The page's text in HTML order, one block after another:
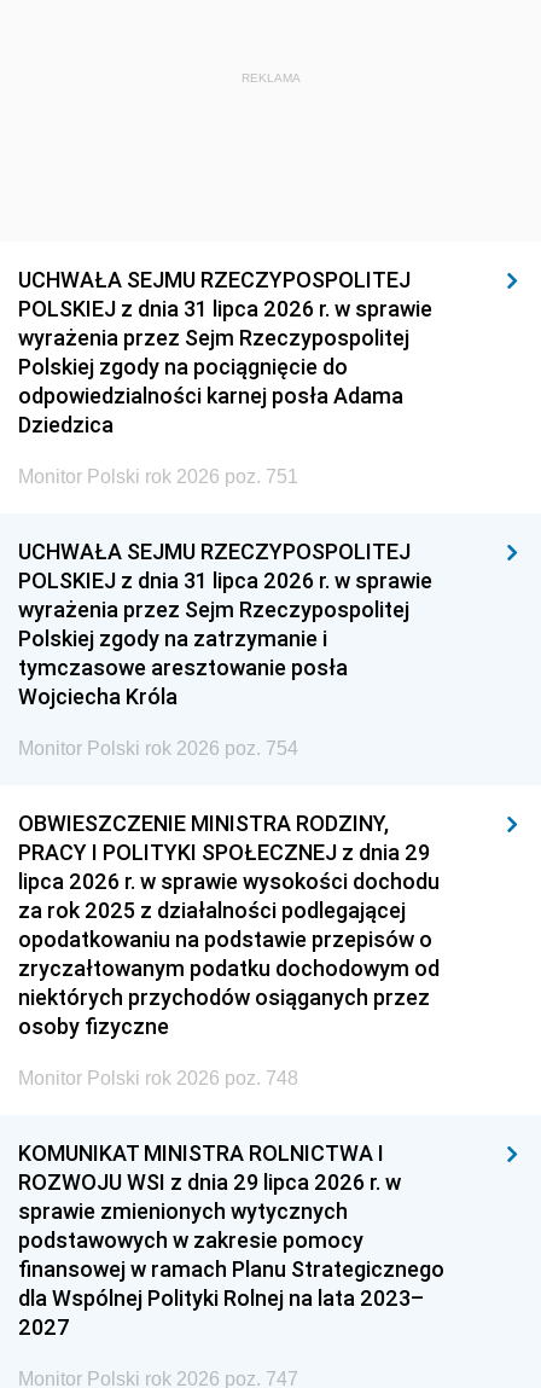
REKLAMA
UCHWAŁA SEJMU RZECZYPOSPOLITEJ
POLSKIEJ z dnia 31 lipca 2026 r. w sprawie
wyrażenia przez Sejm Rzeczypospolitej
Polskiej zgody na pociągnięcie do
odpowiedzialności karnej posła Adama
Dziedzica
Monitor Polski rok 2026 poz. 751
UCHWAŁA SEJMU RZECZYPOSPOLITEJ
POLSKIEJ z dnia 31 lipca 2026 r. w sprawie
wyrażenia przez Sejm Rzeczypospolitej
Polskiej zgody na zatrzymanie i
tymczasowe aresztowanie posła
Wojciecha Króla
Monitor Polski rok 2026 poz. 754
OBWIESZCZENIE MINISTRA RODZINY,
PRACY I POLITYKI SPOŁECZNEJ z dnia 29
lipca 2026 r. w sprawie wysokości dochodu
za rok 2025 z działalności podlegającej
opodatkowaniu na podstawie przepisów o
zryczałtowanym podatku dochodowym od
niektórych przychodów osiąganych przez
osoby fizyczne
Monitor Polski rok 2026 poz. 748
KOMUNIKAT MINISTRA ROLNICTWA I
ROZWOJU WSI z dnia 29 lipca 2026 r. w
sprawie zmienionych wytycznych
podstawowych w zakresie pomocy
finansowej w ramach Planu Strategicznego
dla Wspólnej Polityki Rolnej na lata 2023–
2027
Monitor Polski rok 2026 poz. 747